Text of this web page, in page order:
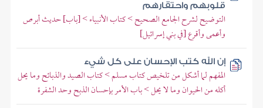
قلوبهم واحتقارهم
التوضيح لشرح الجامع الصحيح > كتاب الأنبياء > [باب] حديث أبرص
وأعمى وأقرع [في بني إسرائيل]
إن الله كتب الإحسان على كل شيء
المفهم لما أشكل من تلخيص كتاب مسلم > كتاب الصيد والذبائح وما يحل
أكله من الحيوان وما لا يحل > باب الأمر بإحسان الذبح وحد الشفرة